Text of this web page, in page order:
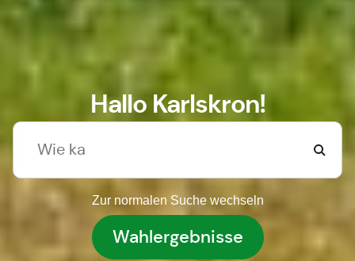
Hallo Karlskron!
Zur normalen Suche wechseln
Wahlergebnisse